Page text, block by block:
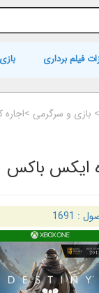
فیلم برداری
> بازی و سرگرمی >
ایکس باکس
:
1691